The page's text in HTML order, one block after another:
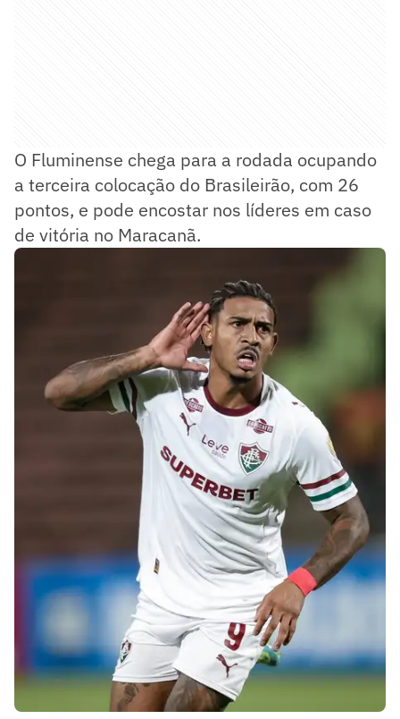
O Fluminense chega para a rodada ocupando
a terceira colocação do Brasileirão, com 26
pontos, e pode encostar nos líderes em caso
de vitória no Maracanã.